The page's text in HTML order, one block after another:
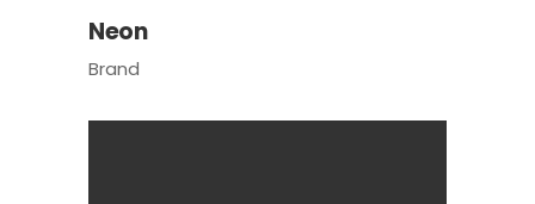
Neon
Brand